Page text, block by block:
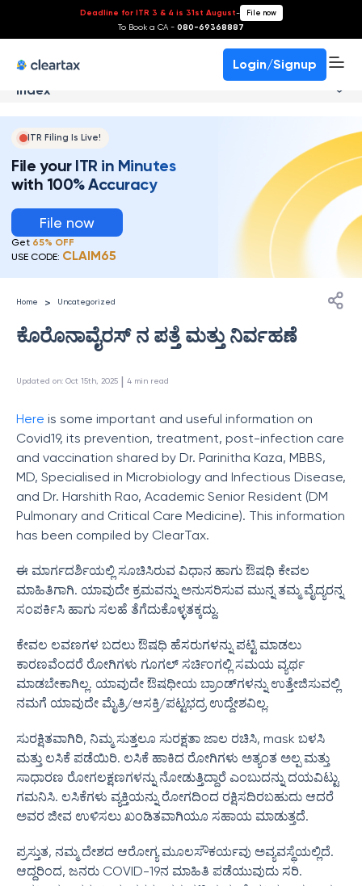
Deadline for ITR 3 & 4 is 31st August- File now
To Book a CA - 080-69368887
Login/Signup
Index
ITR Filing Is Live!
File your ITR in Minutes
with 100% Accuracy
File now
Get 65% OFF
USE CODE: CLAIM65
Home > Uncategorized
ಕೊರೊನಾವೈರಸ್ ನ ಪತ್ತೆ ಮತ್ತು ನಿರ್ವಹಣೆ
Updated on: Oct 15th, 2025 | 4 min read
Here is some important and useful information on
Covid19, its prevention, treatment, post-infection care
and vaccination shared by Dr. Parinitha Kaza, MBBS,
MD, Specialised in Microbiology and Infectious Disease,
and Dr. Harshith Rao, Academic Senior Resident (DM
Pulmonary and Critical Care Medicine). This information
has been compiled by ClearTax.
ಈ ಮಾರ್ಗದರ್ಶಿಯಲ್ಲಿ ಸೂಚಿಸಿರುವ ವಿಧಾನ ಹಾಗು ಔಷಧಿ ಕೇವಲ
ಮಾಹಿತಿಗಾಗಿ. ಯಾವುದೇ ಕ್ರಮವನ್ನು ಅನುಸರಿಸುವ ಮುನ್ನ ತಮ್ಮ ವೈದ್ಯರನ್ನ
ಸಂಪರ್ಕಿಸಿ ಹಾಗು ಸಲಹೆ ತೆಗೆದುಕೊಳ್ಳತಕ್ಕದ್ದು.
ಕೇವಲ ಲವಣಗಳ ಬದಲು ಔಷಧಿ ಹೆಸರುಗಳನ್ನು ಪಟ್ಟಿ ಮಾಡಲು
ಕಾರಣವೆಂದರೆ ರೋಗಿಗಳು ಗೂಗಲ್ ಸರ್ಚಿಂಗಲ್ಲಿ ಸಮಯ ವ್ಯರ್ಥ
ಮಾಡಬೇಕಾಗಿಲ್ಲ. ಯಾವುದೇ ಔಷಧೀಯ ಬ್ರಾಂಡ್‌ಗಳನ್ನು ಉತ್ತೇಜಿಸುವಲ್ಲಿ
ನಮಗೆ ಯಾವುದೇ ಮೈತ್ರಿ/ಆಸಕ್ತಿ/ಪಟ್ಟಭದ್ರ ಉದ್ದೇಶವಿಲ್ಲ.
ಸುರಕ್ಷಿತವಾಗಿರಿ, ನಿಮ್ಮ ಸುತ್ತಲೂ ಸುರಕ್ಷತಾ ಜಾಲ ರಚಿಸಿ, mask ಬಳಸಿ
ಮತ್ತು ಲಸಿಕೆ ಪಡೆಯಿರಿ. ಲಸಿಕೆ ಹಾಕಿದ ರೋಗಿಗಳು ಅತ್ಯಂತ ಅಲ್ಪ ಮತ್ತು
ಸಾಧಾರಣ ರೋಗಲಕ್ಷಣಗಳನ್ನು ನೋಡುತ್ತಿದ್ದಾರೆ ಎಂಬುದನ್ನು ದಯವಿಟ್ಟು
ಗಮನಿಸಿ. ಲಸಿಕೆಗಳು ವ್ಯಕ್ತಿಯನ್ನು ರೋಗದಿಂದ ರಕ್ಷಿಸದಿರಬಹುದು ಆದರೆ
ಅವರ ಜೀವ ಉಳಿಸಲು ಖಂಡಿತವಾಗಿಯೂ ಸಹಾಯ ಮಾಡುತ್ತದೆ.
ಪ್ರಸ್ತುತ, ನಮ್ಮ ದೇಶದ ಆರೋಗ್ಯ ಮೂಲಸೌಕರ್ಯವು ಅವ್ಯವಸ್ಥೆಯಲ್ಲಿದೆ.
ಆದ್ದರಿಂದ, ಜನರು COVID-19ನ ಮಾಹಿತಿ ಪಡೆಯುವುದು ಸರಿ.